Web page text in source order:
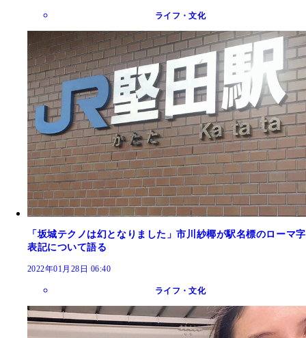
ライフ・文化
「坂城テクノは幻となりました」市川紗椰が駅名標のローマ字
表記について語る
2022年01月28日 06:40
ライフ・文化